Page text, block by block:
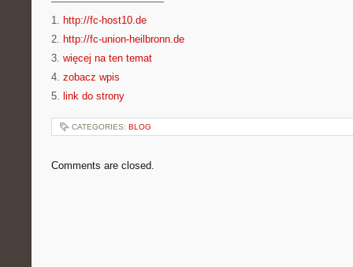
1. http://fc-host10.de
2. http://fc-union-heilbronn.de
3. więcej na ten temat
4. zobacz wpis
5. link do strony
CATEGORIES: BLOG
Comments are closed.